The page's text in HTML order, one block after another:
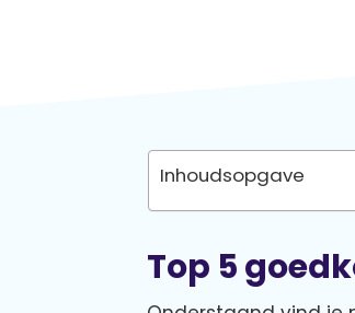
Inhoudsopgave
Top 5